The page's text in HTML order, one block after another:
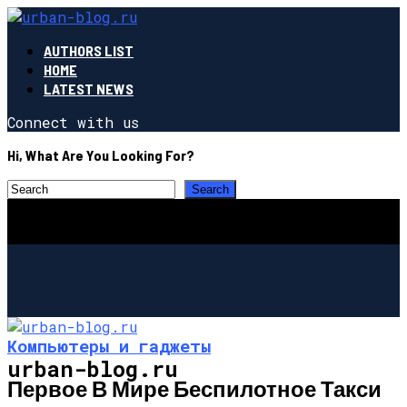
AUTHORS LIST
HOME
LATEST NEWS
Connect with us
Hi, What Are You Looking For?
urban-blog.ru
Компьютеры и гаджеты
Первое В Мире Беспилотное Такси